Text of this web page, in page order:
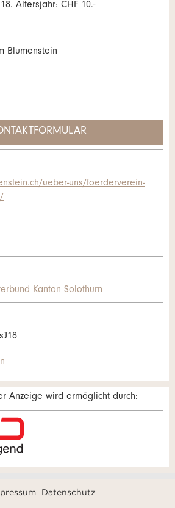
wird eine Kopie der E-Mail an
Altersjahr: CHF 10.-
Blumenstein
Nachricht für die
Anzeige.
ueber-uns/foerderverein-
Kanton Solothurn
Anzeige wird ermöglicht durch:
Datenschutz